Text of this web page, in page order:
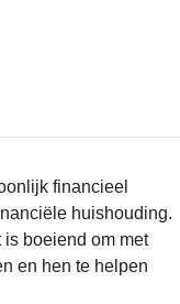
financieel
huishouding.
boeiend om met
en hen te helpen